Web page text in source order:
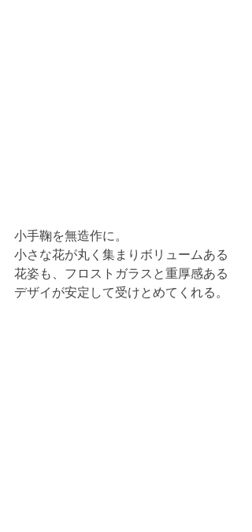
小手鞠を無造作に。
小さな花が丸く集まりボリュームある
花姿も、フロストガラスと重厚感ある
デザイが安定して受けとめてくれる。